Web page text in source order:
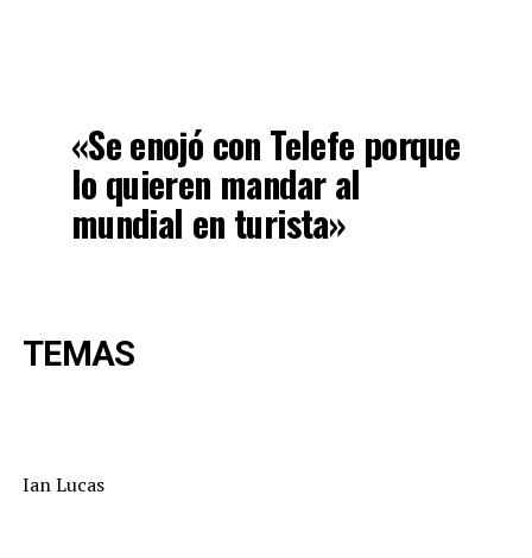
«Se enojó con Telefe porque
lo quieren mandar al
mundial en turista»
TEMAS
Ian Lucas